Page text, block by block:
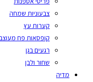
צבעוניות שמחה
קערות עץ
קופסאות פח
רגעים בגן
שחור ולבן
מדיה